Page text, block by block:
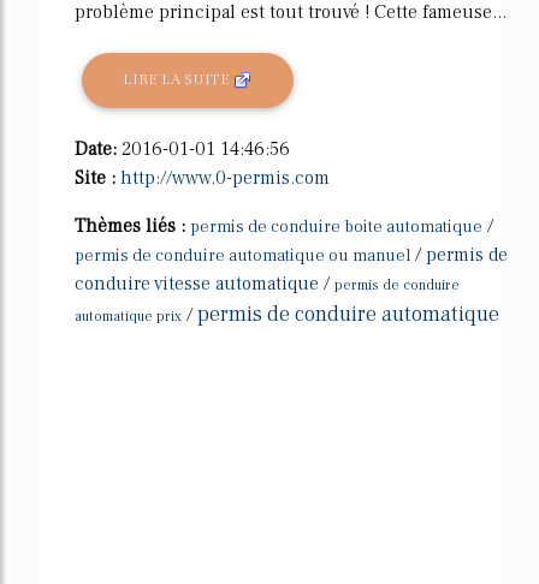
problème principal est tout trouvé ! Cette fameuse...
LIRE LA SUITE
Date: 2016-01-01 14:46:56
Site : http://www.0-permis.com
Thèmes liés : permis de conduire boite automatique /
permis de conduire automatique ou manuel /permis de
conduire vitesse automatique / permis de conduire
automatique prix /permis de conduire automatique